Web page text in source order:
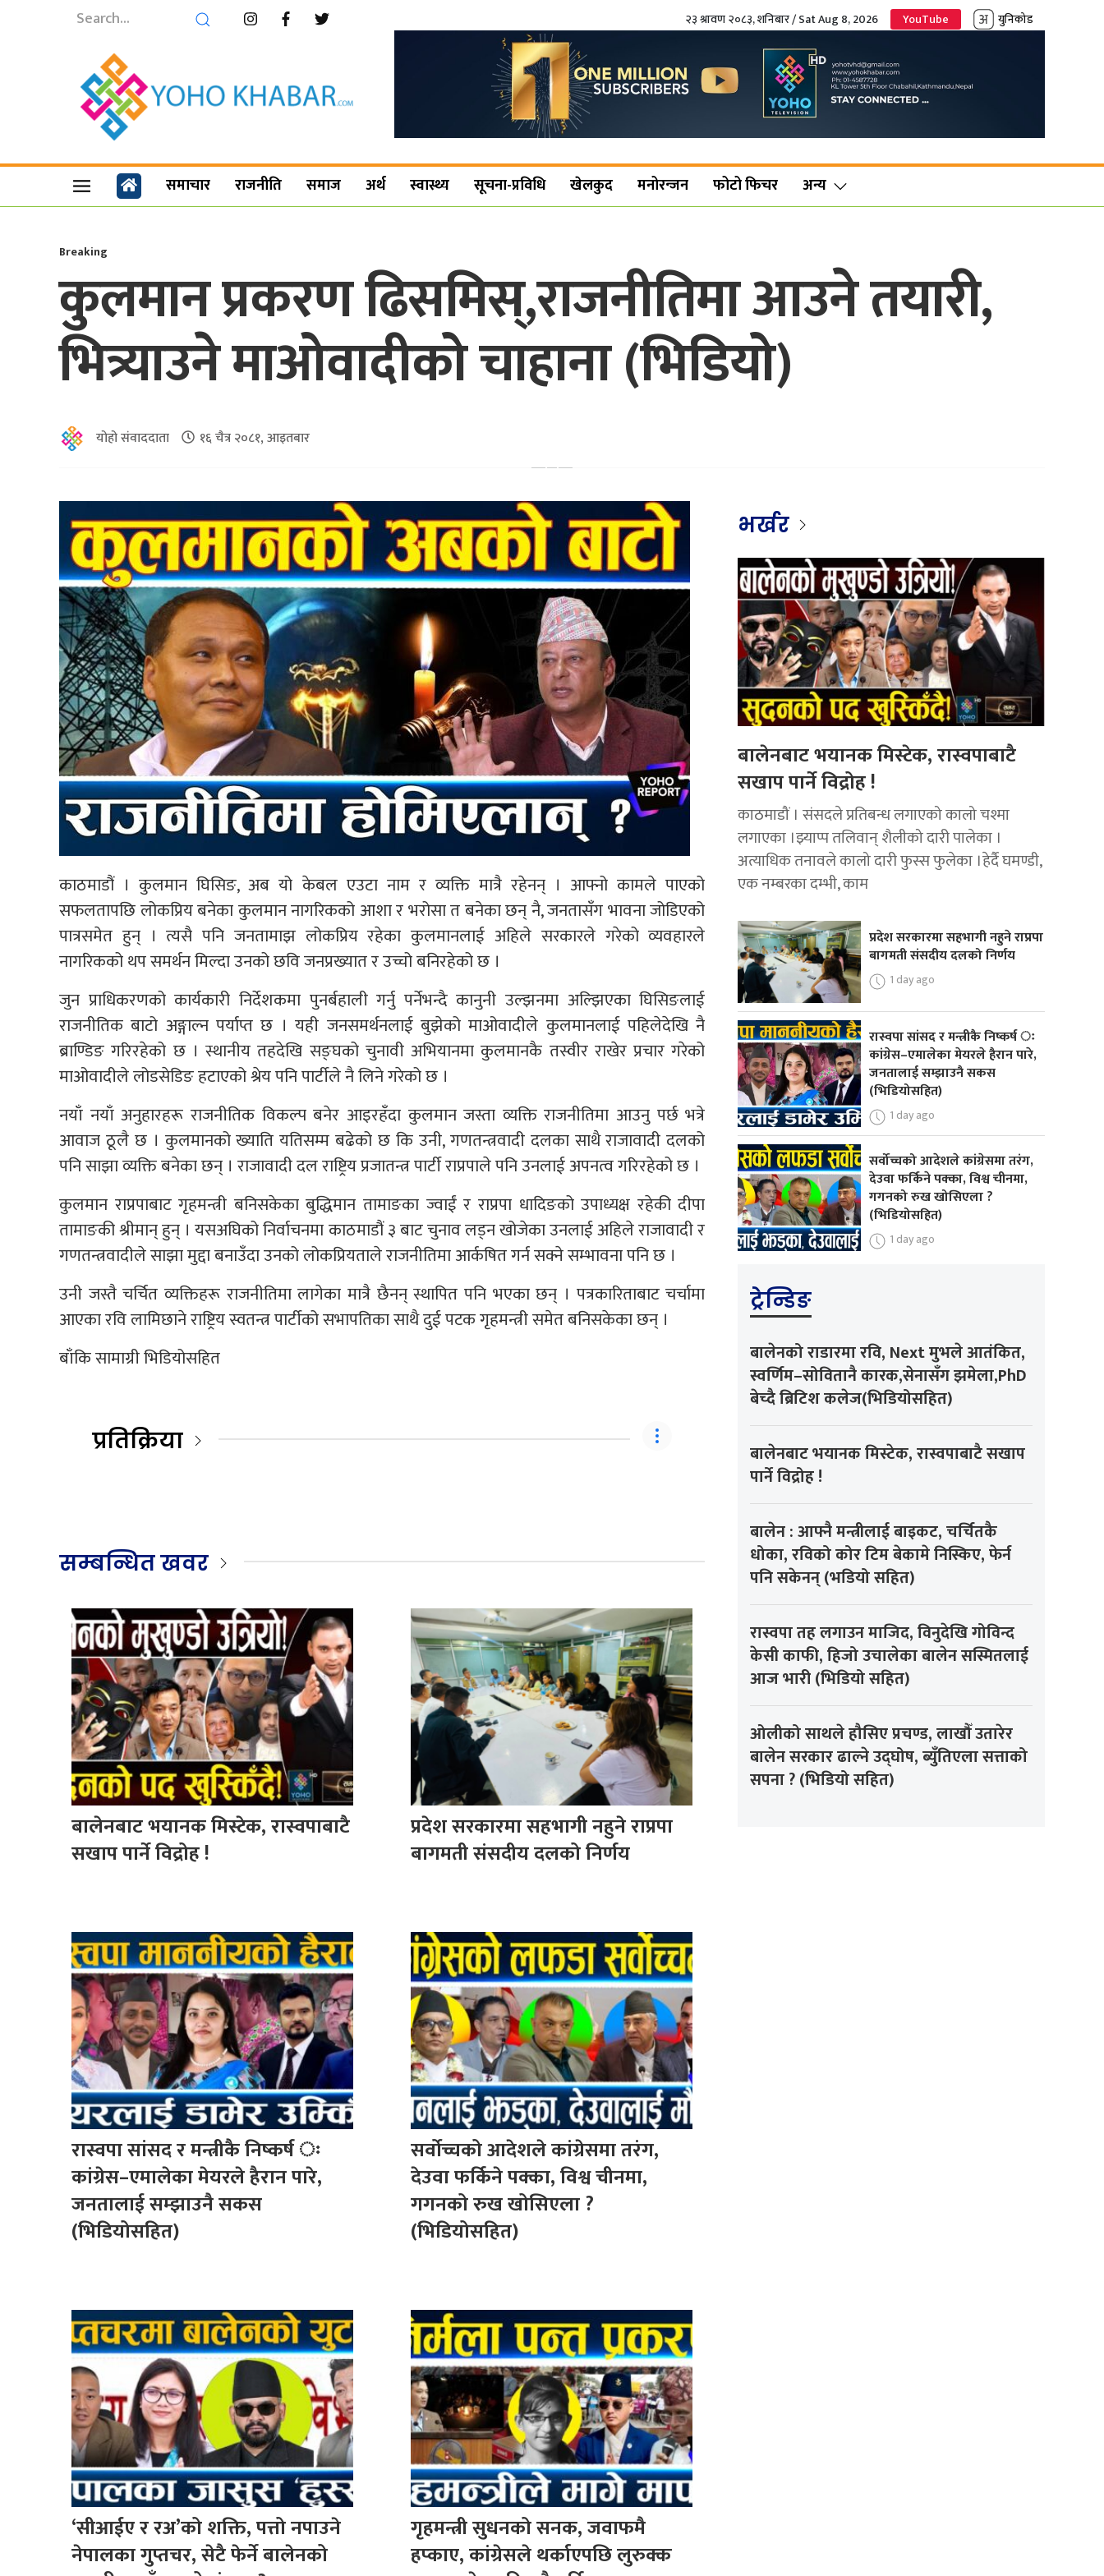
२३ श्रावण २०८३, शनिबार / Sat Aug 8, 2026 YouTube युनिकोड
समाचार राजनीति समाज अर्थ स्वास्थ्य सूचना-प्रविधि खेलकुद मनोरन्जन फोटो फिचर अन्य
Breaking
कुलमान प्रकरण ढिसमिस्,राजनीतिमा आउने तयारी,
भित्र्याउने माओवादीको चाहाना (भिडियो)
योहो संवाददाता १६ चैत्र २०८१, आइतबार
काठमाडौं । कुलमान घिसिङ, अब यो केबल एउटा नाम र व्यक्ति मात्रै रहेनन् । आफ्नो कामले पाएको
सफलतापछि लोकप्रिय बनेका कुलमान नागरिकको आशा र भरोसा त बनेका छन् नै, जनतासँग भावना जोडिएको
पात्रसमेत हुन् । त्यसै पनि जनतामाझ लोकप्रिय रहेका कुलमानलाई अहिले सरकारले गरेको व्यवहारले
नागरिकको थप समर्थन मिल्दा उनको छवि जनप्रख्यात र उच्चो बनिरहेको छ ।
जुन प्राधिकरणको कार्यकारी निर्देशकमा पुनर्बहाली गर्नु पर्नेभन्दै कानुनी उल्झनमा अल्झिएका घिसिङलाई
राजनीतिक बाटो अङ्गाल्न पर्याप्त छ । यही जनसमर्थनलाई बुझेको माओवादीले कुलमानलाई पहिलेदेखि नै
ब्राण्डिङ गरिरहेको छ । स्थानीय तहदेखि सङ्घको चुनावी अभियानमा कुलमानकै तस्वीर राखेर प्रचार गरेको
माओवादीले लोडसेडिङ हटाएको श्रेय पनि पार्टीले नै लिने गरेको छ ।
नयाँ नयाँ अनुहारहरू राजनीतिक विकल्प बनेर आइरहँदा कुलमान जस्ता व्यक्ति राजनीतिमा आउनु पर्छ भत्रे
आवाज ठूलै छ । कुलमानको ख्याति यतिसम्म बढेको छ कि उनी, गणतन्त्रवादी दलका साथै राजावादी दलको
पनि साझा व्यक्ति बनेका छन् । राजावादी दल राष्ट्रिय प्रजातन्त्र पार्टी राप्रपाले पनि उनलाई अपनत्व गरिरहेको छ ।
कुलमान राप्रपाबाट गृहमन्त्री बनिसकेका बुद्धिमान तामाङका ज्वाईं र राप्रपा धादिङको उपाध्यक्ष रहेकी दीपा
तामाङकी श्रीमान् हुन् । यसअघिको निर्वाचनमा काठमाडौं ३ बाट चुनाव लड्न खोजेका उनलाई अहिले राजावादी र
गणतन्त्रवादीले साझा मुद्दा बनाउँदा उनको लोकप्रियताले राजनीतिमा आर्कषित गर्न सक्ने सम्भावना पनि छ ।
उनी जस्तै चर्चित व्यक्तिहरू राजनीतिमा लागेका मात्रै छैनन् स्थापित पनि भएका छन् । पत्रकारिताबाट चर्चामा
आएका रवि लामिछाने राष्ट्रिय स्वतन्त्र पार्टीको सभापतिका साथै दुई पटक गृहमन्त्री समेत बनिसकेका छन् ।
बाँकि सामाग्री भिडियोसहित
प्रतिक्रिया
सम्बन्धित खवर
बालेनबाट भयानक मिस्टेक, रास्वपाबाटै
सखाप पार्ने विद्रोह !
प्रदेश सरकारमा सहभागी नहुने राप्रपा
बागमती संसदीय दलको निर्णय
रास्वपा सांसद र मन्त्रीकै निष्कर्ष ः
कांग्रेस–एमालेका मेयरले हैरान पारे,
जनतालाई सम्झाउनै सकस
(भिडियोसहित)
सर्वोच्चको आदेशले कांग्रेसमा तरंग,
देउवा फर्किने पक्का, विश्व चीनमा,
गगनको रुख खोसिएला ?
(भिडियोसहित)
‘सीआईए र रअ’को शक्ति, पत्तो नपाउने
नेपालका गुप्तचर, सेटै फेर्ने बालेनको
गृहमन्त्री सुधनको सनक, जवाफमै
हप्काए, कांग्रेसले थर्काएपछि लुरुक्क
भर्खर
बालेनबाट भयानक मिस्टेक, रास्वपाबाटै
सखाप पार्ने विद्रोह !
काठमाडौं । संसदले प्रतिबन्ध लगाएको कालो चश्मा
लगाएका ।झ्याप्प तलिवान् शैलीको दारी पालेका ।
अत्याधिक तनावले कालो दारी फुस्स फुलेका ।हेर्दै घमण्डी,
एक नम्बरका दम्भी, काम
प्रदेश सरकारमा सहभागी नहुने राप्रपा
बागमती संसदीय दलको निर्णय
1 day ago
रास्वपा सांसद र मन्त्रीकै निष्कर्ष ः
कांग्रेस–एमालेका मेयरले हैरान पारे,
जनतालाई सम्झाउनै सकस
(भिडियोसहित)
1 day ago
सर्वोच्चको आदेशले कांग्रेसमा तरंग,
देउवा फर्किने पक्का, विश्व चीनमा,
गगनको रुख खोसिएला ?
(भिडियोसहित)
1 day ago
ट्रेन्डिङ
बालेनको राडारमा रवि, Next मुभले आतंकित,
स्वर्णिम–सोवितानै कारक,सेनासँग झमेला,PhD
बेच्दै ब्रिटिश कलेज(भिडियोसहित)
बालेनबाट भयानक मिस्टेक, रास्वपाबाटै सखाप
पार्ने विद्रोह !
बालेन : आफ्नै मन्त्रीलाई बाइकट, चर्चितकै
धोका, रविको कोर टिम बेकामे निस्किए, फेर्न
पनि सकेनन् (भडियो सहित)
रास्वपा तह लगाउन माजिद, विनुदेखि गोविन्द
केसी काफी, हिजो उचालेका बालेन सस्मितलाई
आज भारी (भिडियो सहित)
ओलीको साथले हौसिए प्रचण्ड, लाखौँ उतारेर
बालेन सरकार ढाल्ने उद्घोष, ब्युँतिएला सत्ताको
सपना ? (भिडियो सहित)